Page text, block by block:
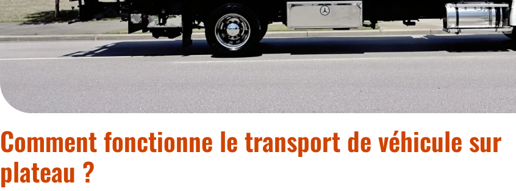
Comment fonctionne le transport de véhicule sur
plateau ?